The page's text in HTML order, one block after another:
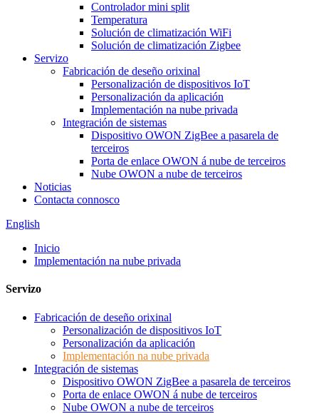
Controlador mini split
Temperatura
Solución de climatización WiFi
Solución de climatización Zigbee
Servizo
Fabricación de deseño orixinal
Personalización de dispositivos IoT
Personalización da aplicación
Implementación na nube privada
Integración de sistemas
Dispositivo OWON ZigBee a pasarela de
terceiros
Porta de enlace OWON á nube de terceiros
Nube OWON a nube de terceiros
Noticias
Contacta connosco
English
Inicio
Implementación na nube privada
Servizo
Fabricación de deseño orixinal
Personalización de dispositivos IoT
Personalización da aplicación
Implementación na nube privada
Integración de sistemas
Dispositivo OWON ZigBee a pasarela de terceiros
Porta de enlace OWON á nube de terceiros
Nube OWON a nube de terceiros